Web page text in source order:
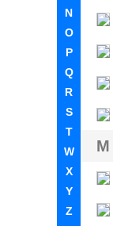
N
O
P
Q
R
S
T
W
X
Y
Z
M